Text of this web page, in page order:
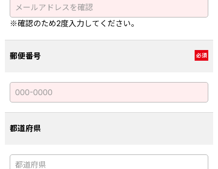
※確認のため2度入力してください。
郵便番号 必須
都道府県